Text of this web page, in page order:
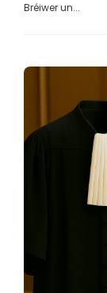
Bréiwer un...